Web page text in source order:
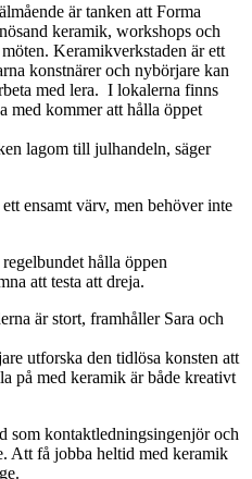
är tanken att Forma
keramik, workshops och
Keramikverkstaden är ett
konstnärer och nybörjare kan
med lera. I lokalerna finns
med kommer att hålla öppet
lagom till julhandeln, säger
ensamt värv, men behöver inte
hålla öppen
att testa att dreja.
är stort, framhåller Sara och
utforska den tidlösa konsten att
på med keramik är både kreativt
som kontaktledningsingenjör och
Att få jobba heltid med keramik